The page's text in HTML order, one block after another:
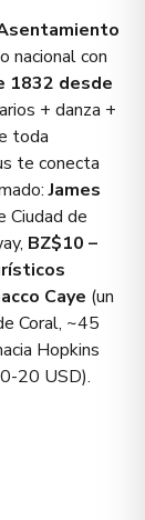
nacional con
1832 desde
+ danza +
toda
te conecta
James
Ciudad de
BZ$10 –
Caye (un
Coral, ~45
Hopkins
20 USD).